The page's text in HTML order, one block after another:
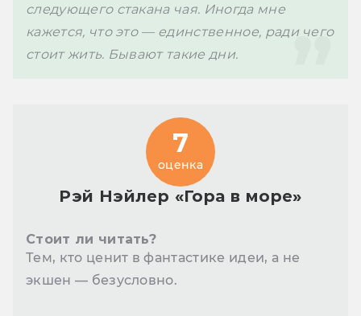
следующего стакана чая. Иногда мне
кажется, что это — единственное, ради чего
стоит жить. Бывают такие дни.
Рэй Нэйлер «Гора в море»
7
оценка
Стоит ли читать?
Тем, кто ценит в фантастике идеи, а не
экшен — безусловно.